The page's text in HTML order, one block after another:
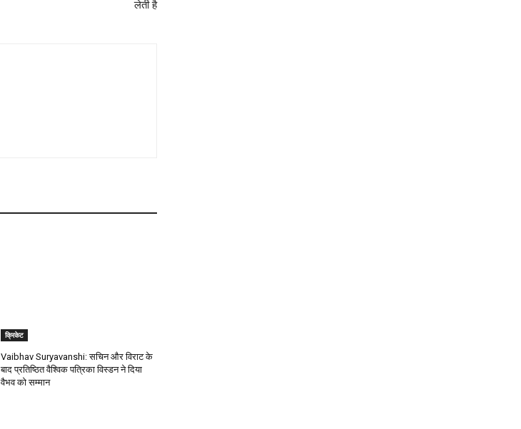
लेती है
क्रिकेट
Vaibhav Suryavanshi: सचिन और विराट के
बाद प्रतिष्ठित वैश्विक पत्रिका विस्डन ने दिया
वैभव को सम्मान